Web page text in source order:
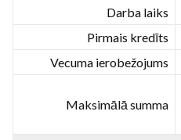
Darba laiks
Pirmais kredīts
Vecuma ierobežojums
Maksimālā summa